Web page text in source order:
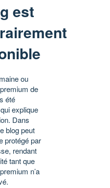
est
ou
de
été
explique
Dans
blog peut
protégé par
rendant
tant que
n’a